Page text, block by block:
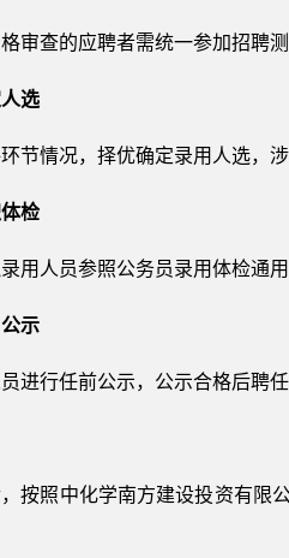
审查的应聘者需统一参加招聘
选
节情况，择优确定录用人选，
检
用人员参照公务员录用体检通
示
进行任前公示，公示合格后聘
按照中化学南方建设投资有限